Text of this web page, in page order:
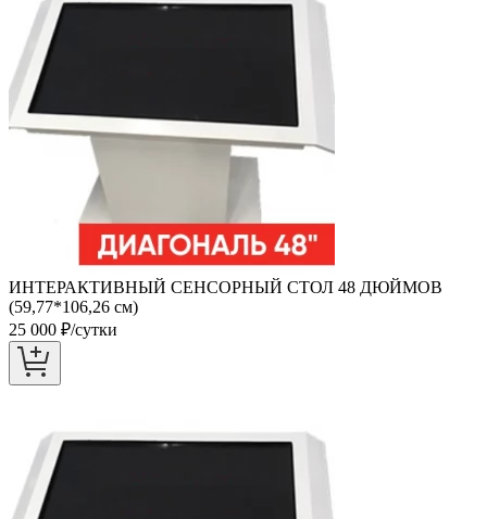
ИНТЕРАКТИВНЫЙ СЕНСОРНЫЙ СТОЛ 48 ДЮЙМОВ
(59,77*106,26 см)
25 000 ₽/сутки